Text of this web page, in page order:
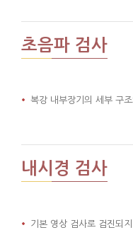
초음파 검사
복강 내부장기의 세부 구
내시경 검사
기본 영상 검사로 검진되